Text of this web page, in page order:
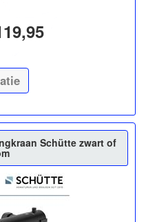
Schütte zwart of